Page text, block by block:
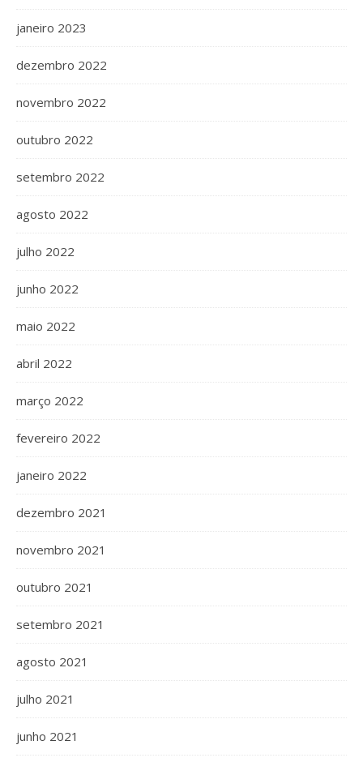
janeiro 2023
dezembro 2022
novembro 2022
outubro 2022
setembro 2022
agosto 2022
julho 2022
junho 2022
maio 2022
abril 2022
março 2022
fevereiro 2022
janeiro 2022
dezembro 2021
novembro 2021
outubro 2021
setembro 2021
agosto 2021
julho 2021
junho 2021